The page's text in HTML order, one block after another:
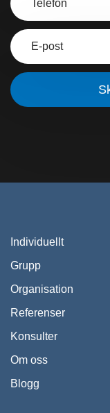
Individuellt
Grupp
Organisation
Referenser
Konsulter
Om oss
Blogg